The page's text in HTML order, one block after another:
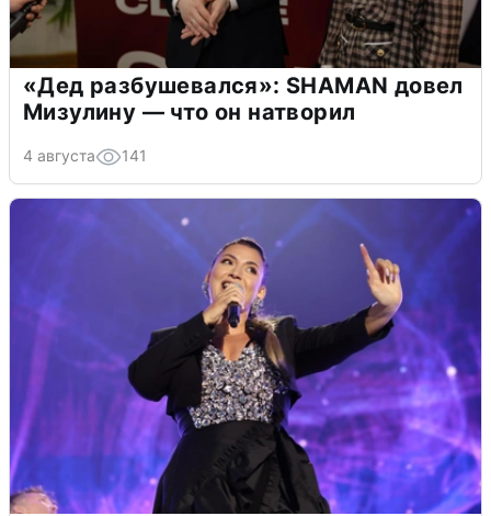
«Дед разбушевался»: SHAMAN довел
Мизулину — что он натворил
4 августа 141